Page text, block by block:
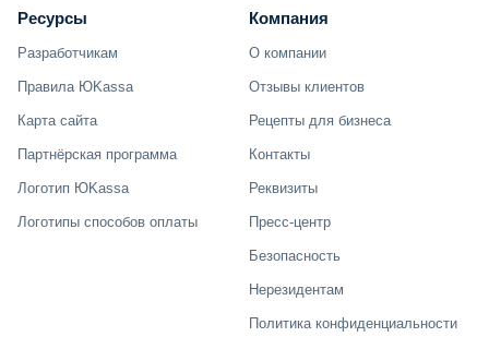
Ресурсы
Разработчикам
Правила ЮKassa
Карта сайта
Партнёрская программа
Логотип ЮKassa
Логотипы способов оплаты
Компания
О компании
Отзывы клиентов
Рецепты для бизнеса
Контакты
Реквизиты
Пресс-центр
Безопасность
Нерезидентам
Политика конфиденциальности